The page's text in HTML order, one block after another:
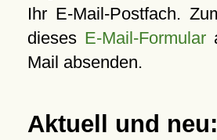
Ihr E-Mail-Postfach.
dieses E-Mail-Formular
Mail absenden.
Aktuell und neu: